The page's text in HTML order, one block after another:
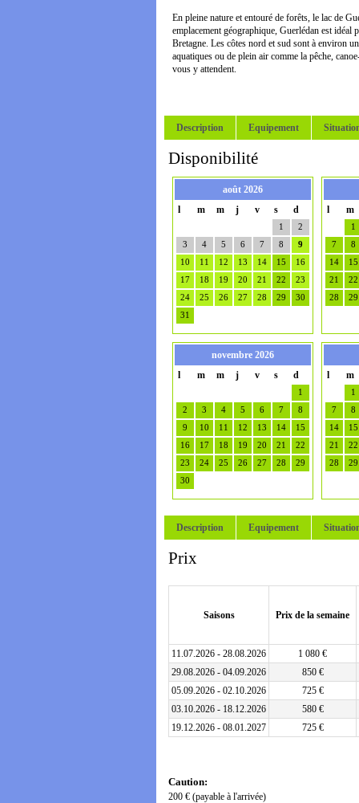
En pleine nature et entouré de forêts, le lac de
emplacement géographique, Guerlédan est
Bretagne. Les côtes nord et sud sont à environ
aquatiques ou de plein air comme la pêche,
vous y attendent.
Description Equipement
Disponibilité
août 2026
l
m m j v s d
1
2
3
4 5 6 7 8
9
10
11 12 13 14 15
16
17
18 19 20 21 22
23
24
25 26 27 28 29
30
31
l m
1
7
8
14
15
21
22
28
29
novembre 2026
l
m m j v s d
1
2
3 4 5 6 7
8
9
10 11 12 13 14
15
16
17 18 19 20 21
22
23
24 25 26 27 28
29
30
l m
1
7
8
14
15
21
22
28
29
Description Equipement
Prix
Saisons Prix de la semaine
11.07.2026 - 28.08.2026
1 080 €
29.08.2026 - 04.09.2026
850 €
05.09.2026 - 02.10.2026
725 €
03.10.2026 - 18.12.2026
580 €
19.12.2026 - 08.01.2027
725 €
Caution:
200 € (payable à l'arrivée)